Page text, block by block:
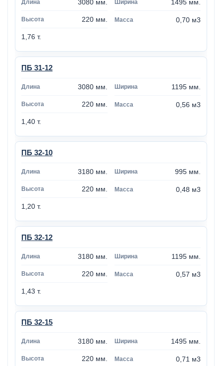
3080 мм. 1495 мм.
220 мм. 0,70 м3
1,76 т.
ПБ 31-12
3080 мм. 1195 мм.
220 мм. 0,56 м3
1,40 т.
ПБ 32-10
3180 мм. 995 мм.
220 мм. 0,48 м3
1,20 т.
ПБ 32-12
3180 мм. 1195 мм.
220 мм. 0,57 м3
1,43 т.
ПБ 32-15
3180 мм. 1495 мм.
220 мм. 0,71 м3